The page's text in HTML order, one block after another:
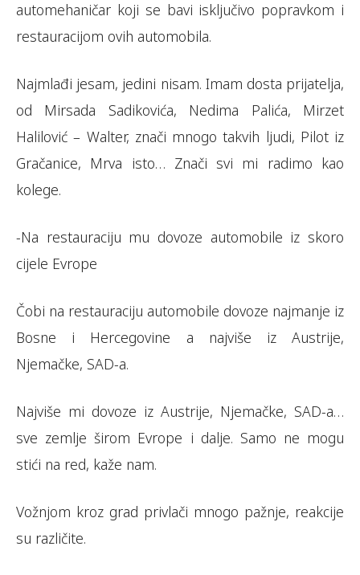
automehaničar koji se bavi isključivo popravkom i
restauracijom ovih automobila.
Najmlađi jesam, jedini nisam. Imam dosta prijatelja,
od Mirsada Sadikovića, Nedima Palića, Mirzet
Halilović – Walter, znači mnogo takvih ljudi, Pilot iz
Gračanice, Mrva isto… Znači svi mi radimo kao
kolege.
-Na restauraciju mu dovoze automobile iz skoro
cijele Evrope
Čobi na restauraciju automobile dovoze najmanje iz
Bosne i Hercegovine a najviše iz Austrije,
Njemačke, SAD-a.
Najviše mi dovoze iz Austrije, Njemačke, SAD-a…
sve zemlje širom Evrope i dalje. Samo ne mogu
stići na red, kaže nam.
Vožnjom kroz grad privlači mnogo pažnje, reakcije
su različite.